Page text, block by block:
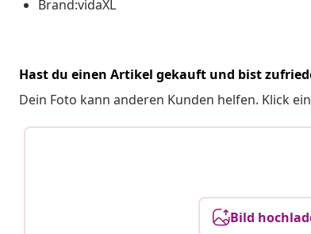
Brand:vidaXL
Hast du einen Artikel gekauft und bist
Dein Foto kann anderen Kunden helfen. Klick
Bild